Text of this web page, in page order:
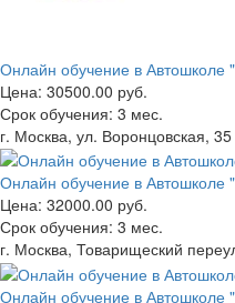
Онлайн обучение в Автошколе
Цена: 30500.00 руб.
Срок обучения: 3 мес.
г. Москва, ул. Воронцовская,
Онлайн обучение в
Цена: 32000.00 руб.
Срок обучения: 3 мес.
г. Москва, Товарищеский
Онлайн обучение в Автошколе